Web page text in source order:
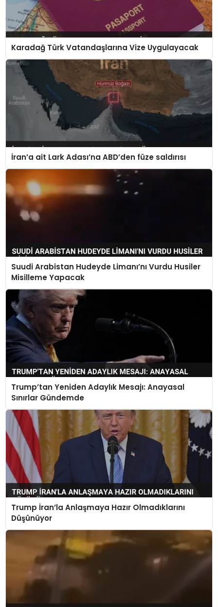
Karadağ Türk Vatandaşlarına Vize Uygulayacak
İran’a ait Lark Adası’na ABD’den füze saldırısı
Suudi Arabistan Hudeyde Limanı’nı Vurdu Husiler
Misilleme Yapacak
Trump’tan Yeniden Adaylık Mesajı: Anayasal
Sınırlar Gündemde
Trump İran’la Anlaşmaya Hazır Olmadıklarını
Düşünüyor